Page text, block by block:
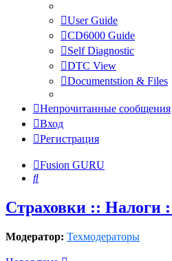
User Guide
CD6000 Guide
Self Diagnostic
DTC View
Documentstion & Files
Непрочитанные сообщения
Вход
Регистрация
Fusion GURU
Поиск
Страховки :: Налоги
Модератор: Техмодераторы